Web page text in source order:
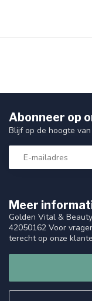
Meer
Golden Vital & Beauty
42050162 Voor
terecht op onze
Abonneer op
Blijf op de hoogte